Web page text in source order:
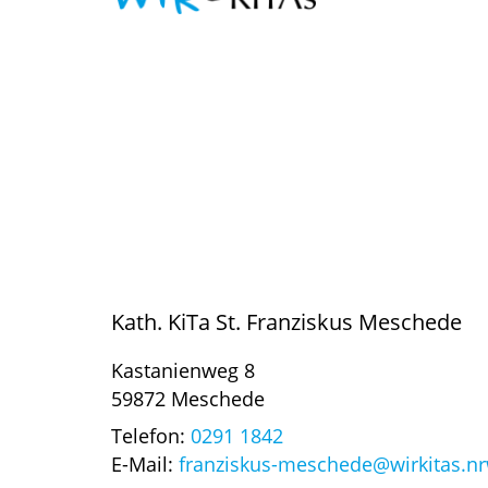
Kath. KiTa St. Franziskus Meschede
Kastanienweg 8
59872 Meschede
Telefon: 0291 1842
E-Mail: franziskus-